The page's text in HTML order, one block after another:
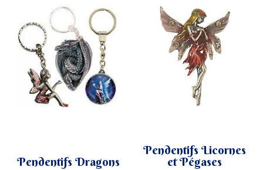
Pendentifs Dragons
Pendentifs Licornes
et Pégases